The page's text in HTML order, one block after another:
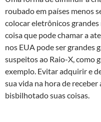
roubado em países menos
colocar eletrônicos
coisa que pode chamar a
nos EUA pode ser grandes
suspeitos ao Raio-X, como
exemplo. Evitar adquirir e
sua vida na hora de receber
bisbilhotado suas coisas.